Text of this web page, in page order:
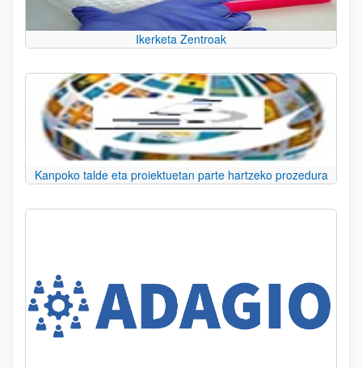
Ikerketa Zentroak
Kanpoko talde eta proiektuetan parte hartzeko prozedura